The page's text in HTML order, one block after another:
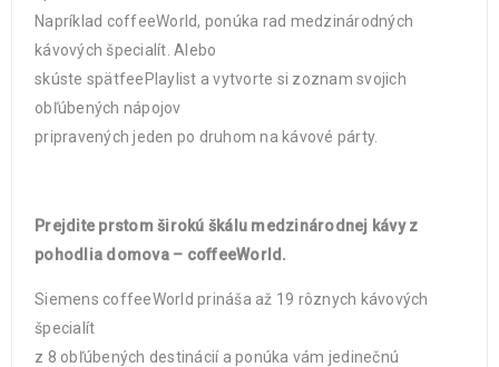
Napríklad coffeeWorld, ponúka rad medzinárodných
kávových špecialít. Alebo
skúste spätfeePlaylist a vytvorte si zoznam svojich
obľúbených nápojov
pripravených jeden po druhom na kávové párty.
Prejdite prstom širokú škálu medzinárodnej kávy z
pohodlia domova – coffeeWorld.
Siemens coffeeWorld prináša až 19 rôznych kávových
špecialít
z 8 obľúbených destinácií a ponúka vám jedinečnú